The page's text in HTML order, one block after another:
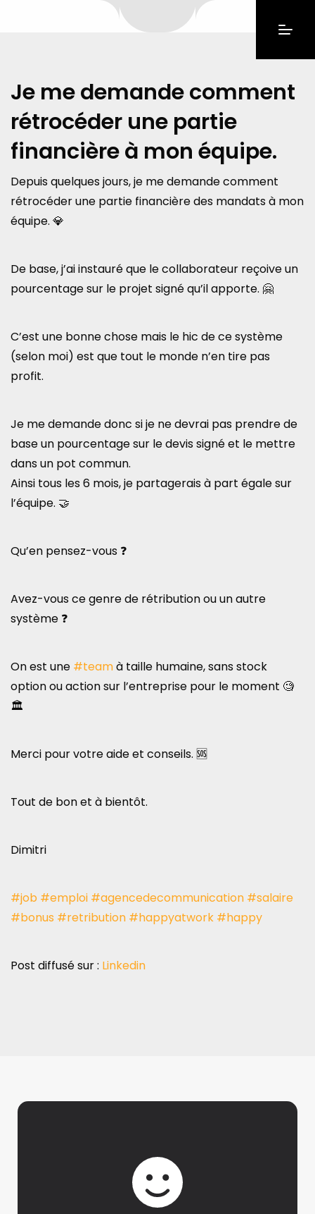
Je me demande comment
rétrocéder une partie
financière à mon équipe.
Depuis quelques jours, je me demande comment
rétrocéder une partie financière des mandats à mon
équipe. 💎
De base, j’ai instauré que le collaborateur reçoive un
pourcentage sur le projet signé qu’il apporte. 🤗
C’est une bonne chose mais le hic de ce système
(selon moi) est que tout le monde n’en tire pas
profit.
Je me demande donc si je ne devrai pas prendre de
base un pourcentage sur le devis signé et le mettre
dans un pot commun.
Ainsi tous les 6 mois, je partagerais à part égale sur
l’équipe. 🤝
Qu’en pensez-vous ❓
Avez-vous ce genre de rétribution ou un autre
système ❓
On est une #teamà taille humaine, sans stock
option ou action sur l’entreprise pour le moment 🧐
🏛️
Merci pour votre aide et conseils. 🆘
Tout de bon et à bientôt.
Dimitri
#job #emploi #agencedecommunication #salaire
#bonus #retribution #happyatwork #happy
Post diffusé sur : Linkedin